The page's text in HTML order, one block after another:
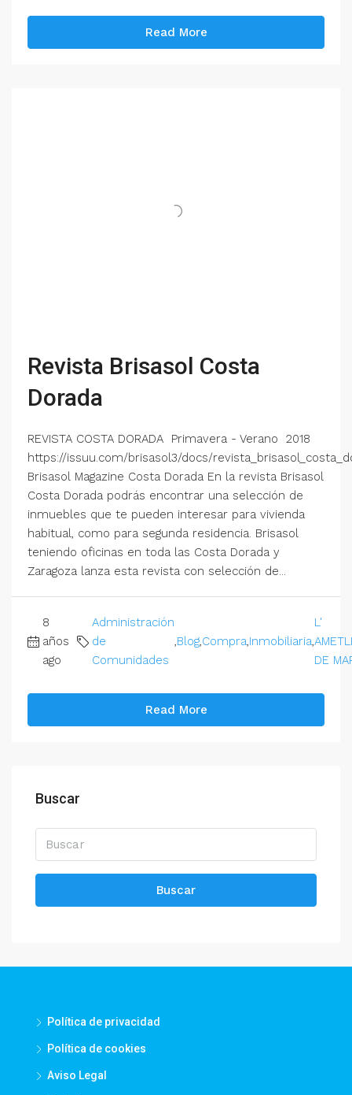
Read More
Revista Brisasol Costa
Dorada
REVISTA COSTA DORADA Primavera - Verano 2018
https://issuu.com/brisasol3/docs/
Brisasol Magazine Costa Dorada En la revista Brisasol
Costa Dorada podrás encontrar una selección de
inmuebles que te pueden interesar para vivienda
habitual, como para segunda residencia. Brisasol
teniendo oficinas en toda las Costa Dorada y
Zaragoza lanza esta revista con selección de...
8
años
ago
Administración
de
Comunidades
,Blog,Compra,Inmobiliaria,
L'
DE
Read More
Buscar
Buscar
Política de privacidad
Política de cookies
Aviso Legal